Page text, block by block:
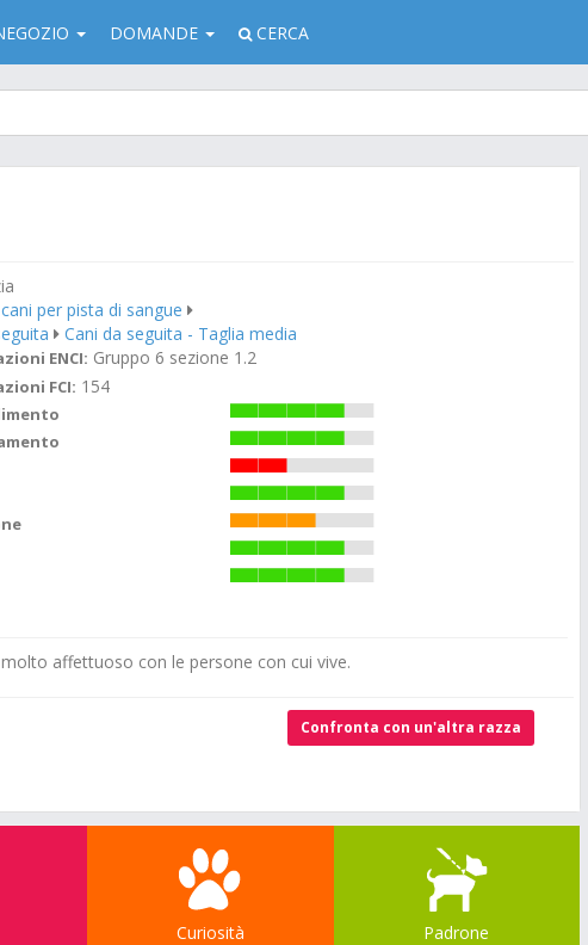
DOMANDE CERCA
per pista di sangue
Cani da seguita - Taglia media
ENCI: Gruppo 6 sezione 1.2
FCI: 154
affettuoso con le persone con cui vive.
Confronta con un'altra razza
Curiosità Padrone